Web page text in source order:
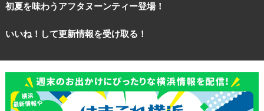
初夏を味わうアフタヌーンティー登場！
いいね！して更新情報を受け取る！